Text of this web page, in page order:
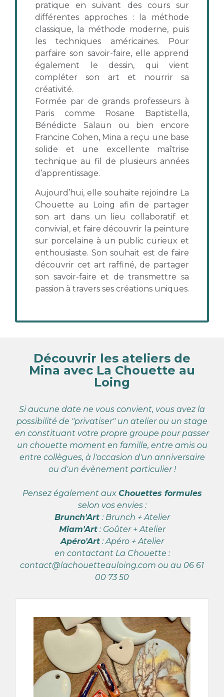
pratique en suivant des cours sur
différentes approches : la méthode
classique, la méthode moderne, puis
les techniques américaines. Pour
parfaire son savoir-faire, elle apprend
également le dessin, qui vient
compléter son art et nourrir sa
créativité.
Formée par de grands professeurs à
Paris comme Rosane Baptistella,
Bénédicte Salaun ou bien encore
Francine Cohen, Mina a reçu une base
solide et une excellente maîtrise
technique au fil de plusieurs années
d’apprentissage.
Aujourd’hui, elle souhaite rejoindre La
Chouette au Loing afin de partager
son art dans un lieu collaboratif et
convivial, et faire découvrir la peinture
sur porcelaine à un public curieux et
enthousiaste. Son souhait est de faire
découvrir cet art raffiné, de partager
son savoir-faire et de transmettre sa
passion à travers ses créations uniques.
Découvrir les ateliers de
Mina avec La Chouette au
Loing
Si aucune date ne vous convient, vous avez la
possibilité de "privatiser" un atelier ou un stage
en constituant votre propre groupe pour passer
un chouette moment en famille, entre amis ou
entre collègues, à l'occasion d'un anniversaire
ou d'un évènement particulier !
Pensez également aux Chouettes formules
selon vos envies :
Brunch'Art : Brunch + Atelier
Miam'Art: Goûter + Atelier
Apéro'Art: Apéro + Atelier
en contactant La Chouette :
contact@lachouetteauloing.com ou au 06 61
00 73 50